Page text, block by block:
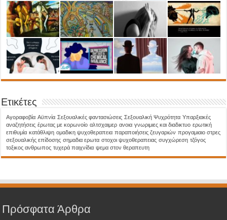
Ετικέτες
Aγοραφοβία Αϋπνία Σεξουαλικές φαντασιώσεις Σεξουαλική Ψυχρότητα Υπαρξιακές
αναζητήσεις έρωτας με κορωνοίο αλτσχαιμερ ανοια γνωριμιες και διαδικτυο ερωτική
επιθυμία κατάθλιψη ομαδικη ψυχοθεραπεια παραποιήσεις ζευγαριών προγαμιαιο στρες
σεξουαλικής επίδοσης σημαδια ερωτα στοχοι ψυχοθεραπειας συγχώρεση τζόγος
τοξικος ανθρωπος τυχερά παιχνίδια ψεμα στον θεραπευτη
Πρόσφατα Άρθρα